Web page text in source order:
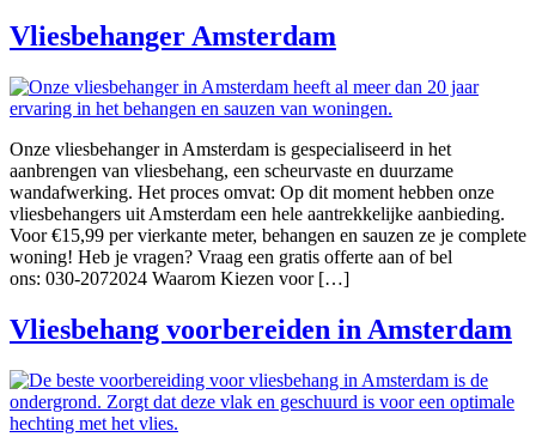
Vliesbehanger Amsterdam
Onze vliesbehanger in Amsterdam is gespecialiseerd in het
aanbrengen van vliesbehang, een scheurvaste en duurzame
wandafwerking. Het proces omvat: Op dit moment hebben onze
vliesbehangers uit Amsterdam een hele aantrekkelijke aanbieding.
Voor €15,99 per vierkante meter, behangen en sauzen ze je complete
woning! Heb je vragen? Vraag een gratis offerte aan of bel
ons: 030-2072024 Waarom Kiezen voor […]
Vliesbehang voorbereiden in Amsterdam